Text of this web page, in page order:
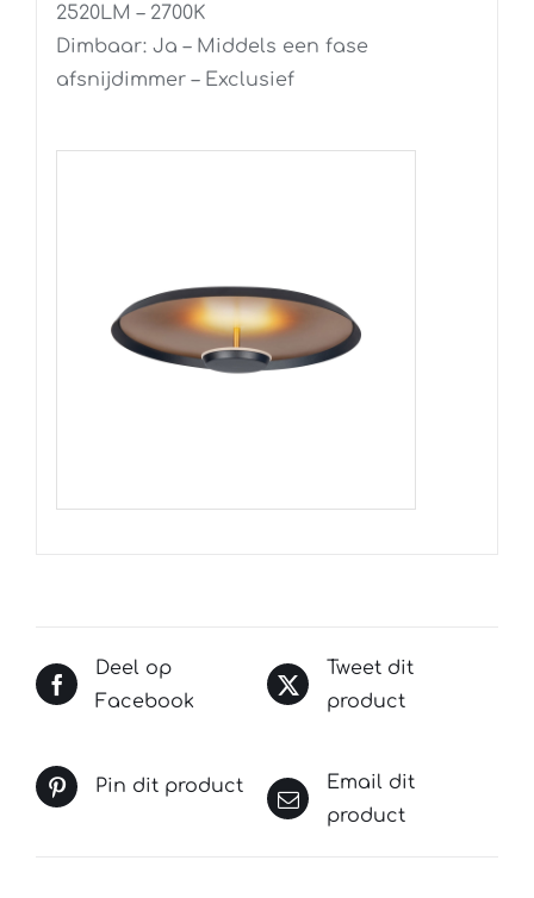
2520LM – 2700K
Dimbaar: Ja – Middels een fase
afsnijdimmer – Exclusief
Deel op
Facebook
Tweet dit
product
Pin dit product
Email dit
product